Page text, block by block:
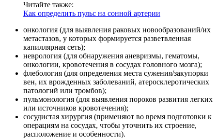
Читайте также:
Как определить пульс на сонной артерии
онкология (для выявления раковых новообразований/их
метастазов, у которых формируется разветвленная
капиллярная сеть);
неврология (для обнаружения аневризмы, гематомы,
онкологии, кровотечения в сосудах головного мозга);
флебология (для определения места сужения/закупорки
вен, их врожденных заболеваний, атеросклеротических
патологий или тромбов);
пульмонология (для выявления пороков развития легких
или источников кровотечения);
сосудистая хирургия (применяют во время подготовки к
операциям на сосудах, чтобы уточнить их строение,
расположение и особенности).